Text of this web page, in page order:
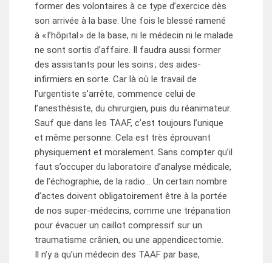
former des volontaires à ce type d’exercice dès
son arrivée à la base. Une fois le blessé ramené
à « l’hôpital » de la base, ni le médecin ni le malade
ne sont sortis d’affaire. Il faudra aussi former
des assistants pour les soins ; des aides-
infirmiers en sorte. Car là où le travail de
l’urgentiste s’arrête, commence celui de
l’anesthésiste, du chirurgien, puis du réanimateur.
Sauf que dans les TAAF, c’est toujours l’unique
et même personne. Cela est très éprouvant
physiquement et moralement. Sans compter qu’il
faut s’occuper du laboratoire d’analyse médicale,
de l’échographie, de la radio… Un certain nombre
d’actes doivent obligatoirement être à la portée
de nos super-médecins, comme une trépanation
pour évacuer un caillot compressif sur un
traumatisme crânien, ou une appendicectomie.
Il n’y a qu’un médecin des TAAF par base,